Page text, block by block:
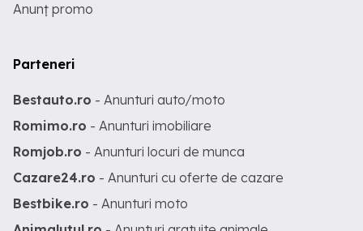
Anunț promo
Parteneri
Bestauto.ro - Anunturi auto/moto
Romimo.ro - Anunturi imobiliare
Romjob.ro - Anunturi locuri de munca
Cazare24.ro - Anunturi cu oferte de cazare
Bestbike.ro - Anunturi moto